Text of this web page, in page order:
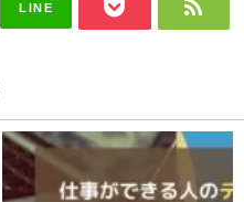
LINE